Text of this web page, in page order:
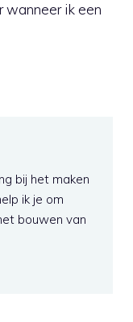
wanneer ik een
bij het maken
ik je om
bouwen van